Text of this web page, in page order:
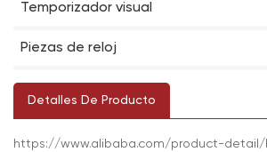
Temporizador visual
Piezas de reloj
Detalles De Producto
https://www.alibaba.com/product-detail/